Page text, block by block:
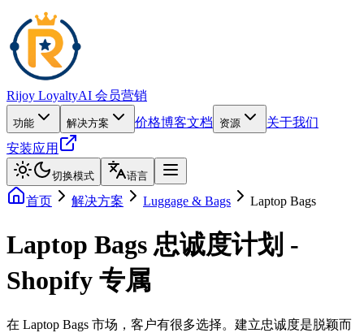
Rijoy LoyaltyAI 会员营销
功能 解决方案 价格博客文档 资源
关于我们
安装应用
切换模式 语言
首页 解决方案 Luggage & Bags Laptop Bags
Laptop Bags 忠诚度计划 -
Shopify 专属
在 Laptop Bags 市场，客户有很多选择。建立忠诚度是脱颖而